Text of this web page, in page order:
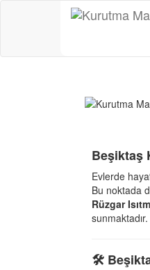
Beşiktaş
Evlerde
Bu noktada
Rüzgar
sunmaktadır.
🛠️